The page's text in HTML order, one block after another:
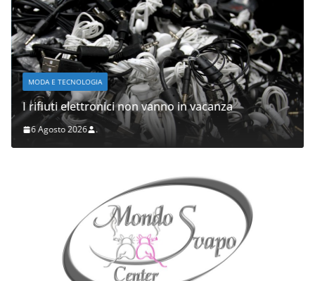
MODA E TECNOLOGIA
I rifiuti elettronici non vanno in vacanza
6 Agosto 2026 .